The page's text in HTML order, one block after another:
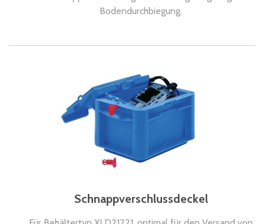
Bodendurchbiegung.
Schnappverschlussdeckel